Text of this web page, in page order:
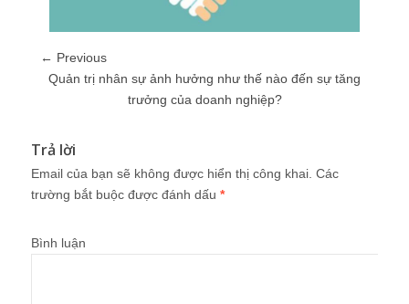
← Previous
Quản trị nhân sự ảnh hưởng như thế nào đến sự tăng
trưởng của doanh nghiệp?
Trả lời
Email của bạn sẽ không được hiển thị công khai. Các
trường bắt buộc được đánh dấu *
Bình luận